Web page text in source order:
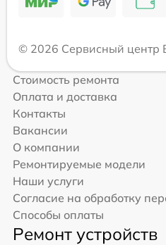
© 2026 Сервисный центр
Стоимость ремонта
Оплата и доставка
Контакты
Вакансии
О компании
Ремонтируемые модели
Наши услуги
Согласие на обработку
Способы оплаты
Ремонт устройств